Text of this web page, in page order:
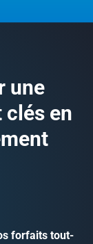
une
clés en
forfaits tout-